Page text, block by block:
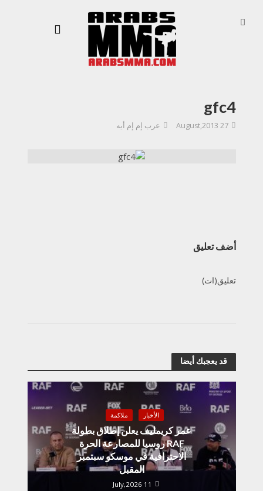
gfc4
27 August,2013 عرب إم إم أيه
أضف تعليق
تعليق(ات)
قد يعجبك أيضا
الأخبار ملاكمة
عمر كريمليف يعلن إطلاق بطولة
RAF روسيا للمصارعة الحرة
الاحترافية في موسكو سبتمبر
المقبل
11 July,2026